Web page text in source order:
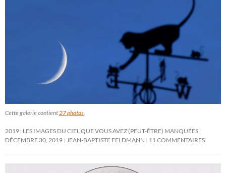
Cette galerie contient 27 photos
2019 : LES IMAGES DU CIEL QUE VOUS AVEZ (PEUT-ÊTRE) MANQUÉES
DÉCEMBRE 30, 2019
JEAN-BAPTISTE FELDMANN 11 COMMENTAIRES